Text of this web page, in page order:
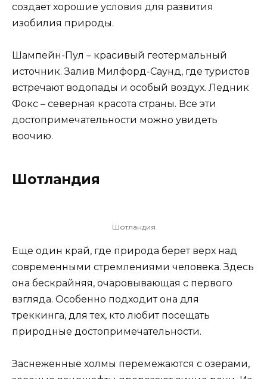
создает хорошие условия для развития
изобилия природы.
Шампейн-Пул – красивый геотермальный
источник. Залив Милфорд-Саунд, где туристов
встречают водопады и особый воздух. Ледник
Фокс – северная красота страны. Все эти
достопримечательности можно увидеть
воочию.
Шотландия
Шотландия
Еще один край, где природа берет верх над
современными стремлениями человека. Здесь
она бескрайняя, очаровывающая с первого
взгляда. Особенно подходит она для
треккинга, для тех, кто любит посещать
природные достопримечательности.
Заснеженные холмы перемежаются с озерами,